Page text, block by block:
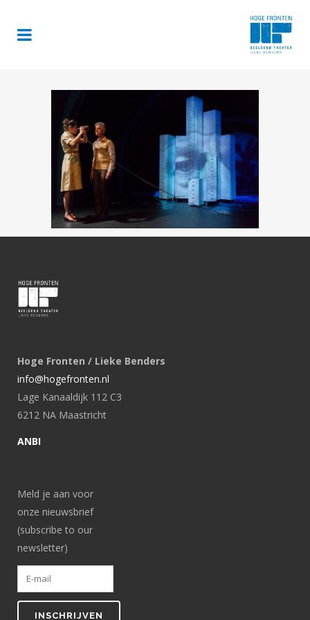
Hoge Fronten / Lieke Benders
info@hogefronten.nl
Lage Kanaaldijk 112 C3
6212 NA Maastricht
ANBI
Meld je aan voor
onze nieuwsbrief
(subscribe to our
newsletter)